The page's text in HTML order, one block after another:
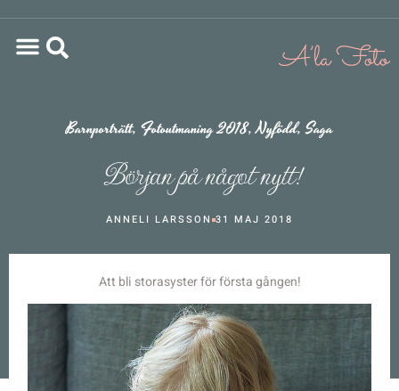
Barnporträtt, Fotoutmaning 2018,Nyfödd,Saga
Början på något nytt!
ANNELI LARSSON 31 MAJ 2018
Att bli storasyster för första gången!